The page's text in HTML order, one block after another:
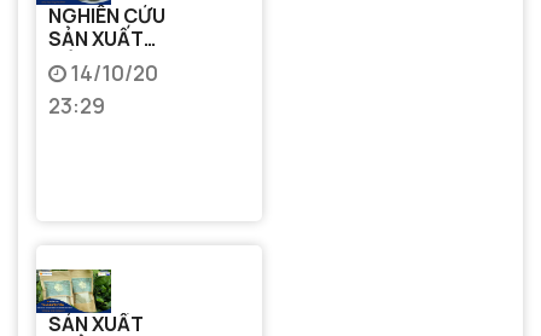
NGHIÊN CỨU
SẢN XUẤT
VIÊN NANG
GIẢM CÂN, HẠ
MỠ TỪ QUẢ
14/10/20
23:29
SẢN XUẤT